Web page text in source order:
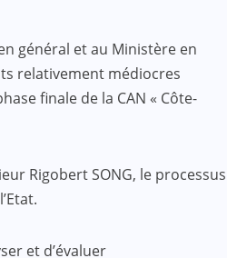
général et au Ministère en
relativement médiocres
finale de la CAN « Côte-
Rigobert SONG, le processus
et d’évaluer